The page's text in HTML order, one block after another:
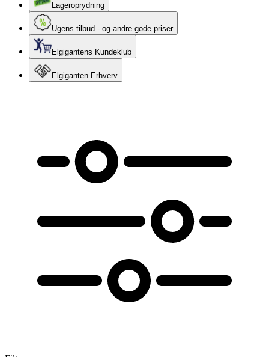
Lageroprydning
Ugens tilbud - og andre gode priser
Elgigantens Kundeklub
Elgiganten Erhverv